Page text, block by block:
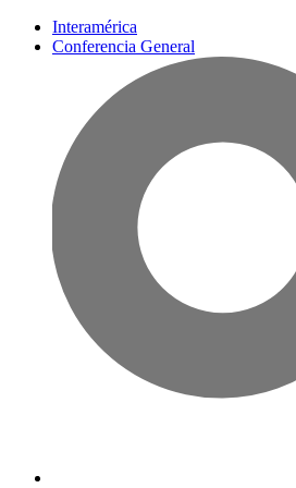
Interamérica
Conferencia General